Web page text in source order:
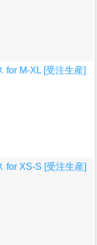
for M-XL [受注生産]
for XS-S [受注生産]